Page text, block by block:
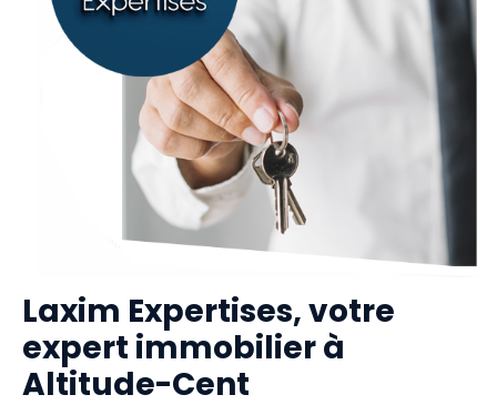
Laxim Expertises, votre
expert immobilier à
Altitude-Cent